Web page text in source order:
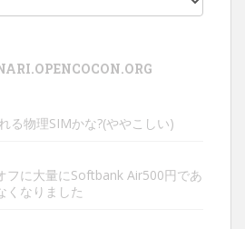
る物理SIMかな?(ややこしい)
フに大量にSoftbank Air500円であ
くなりました